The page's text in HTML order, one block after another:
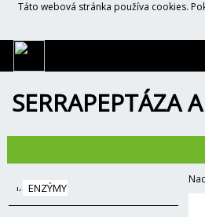
Táto webová stránka používa cookies.
SERRAPEPTÁZA
ENZÝMY